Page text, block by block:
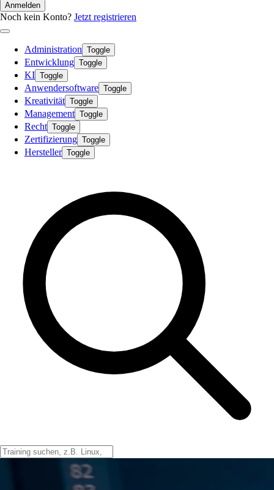
Anmelden
Noch kein Konto? Jetzt registrieren
Administration Toggle
Entwicklung Toggle
KI Toggle
Anwendersoftware Toggle
Kreativität Toggle
Management Toggle
Recht Toggle
Zertifizierung Toggle
Hersteller Toggle